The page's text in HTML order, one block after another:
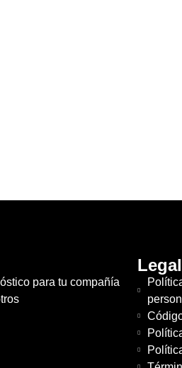
para tu compañía
Legal